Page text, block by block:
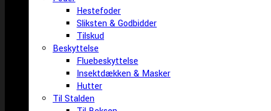
Hestefoder
Sliksten & Godbidder
Tilskud
Beskyttelse
Fluebeskyttelse
Insektdækken & Masker
Hutter
Til Stalden